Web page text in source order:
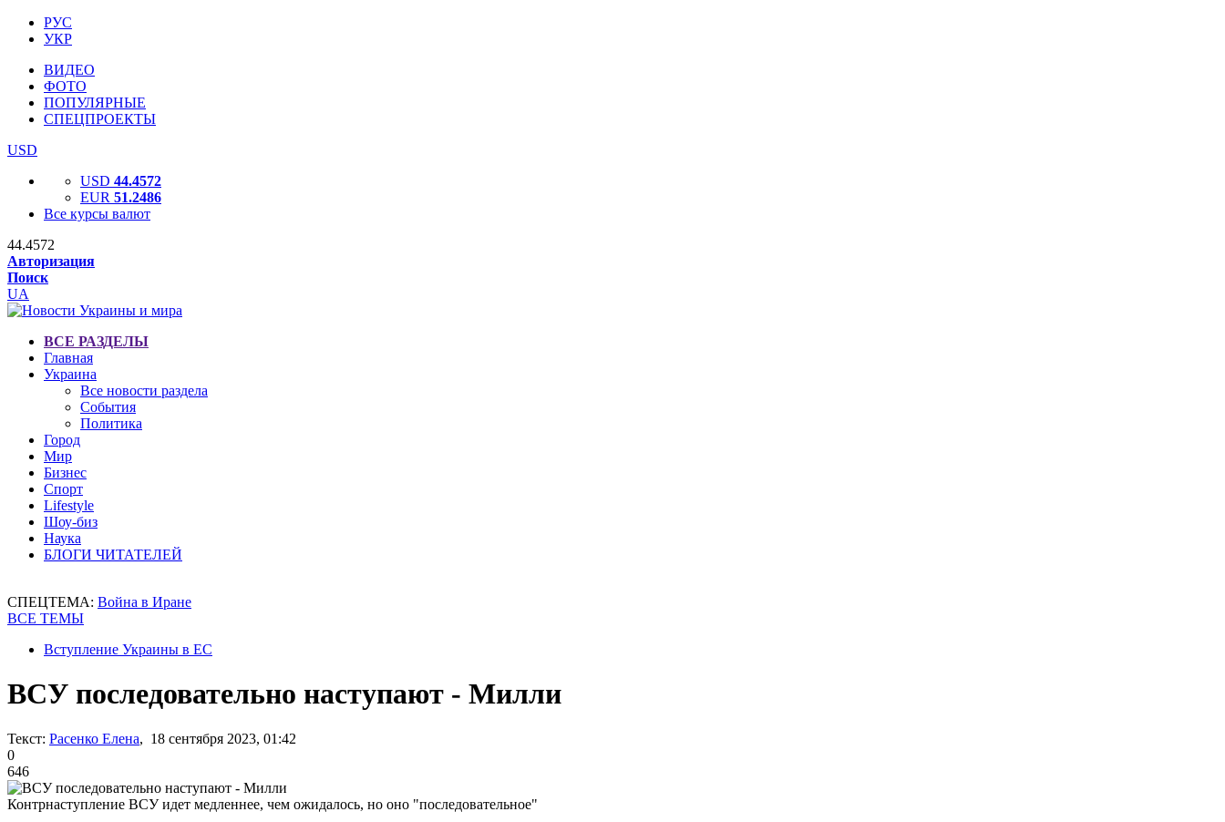
РУС
УКР
ВИДЕО
ФОТО
ПОПУЛЯРНЫЕ
СПЕЦПРОЕКТЫ
USD
USD 44.4572
EUR 51.2486
Все курсы валют
44.4572
Авторизация
Поиск
UA
ВСЕ РАЗДЕЛЫ
Главная
Украина
Все новости раздела
События
Политика
Город
Мир
Бизнес
Спорт
Lifestyle
Шоу-биз
Наука
БЛОГИ ЧИТАТЕЛЕЙ
СПЕЦТЕМА: Война в Иране
ВСЕ ТЕМЫ
Вступление Украины в ЕС
ВСУ последовательно наступают - Милли
Текст: Расенко Елена, 18 сентября 2023, 01:42
0
646
Контрнаступление ВСУ идет медленнее, чем ожидалось, но оно "последовательное"